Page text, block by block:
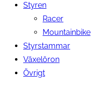
Styren
Racer
Mountainbike
Styrstammar
Växelöron
Övrigt